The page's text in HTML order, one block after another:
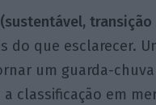
transição
que esclarecer.
um guarda-
classificação em